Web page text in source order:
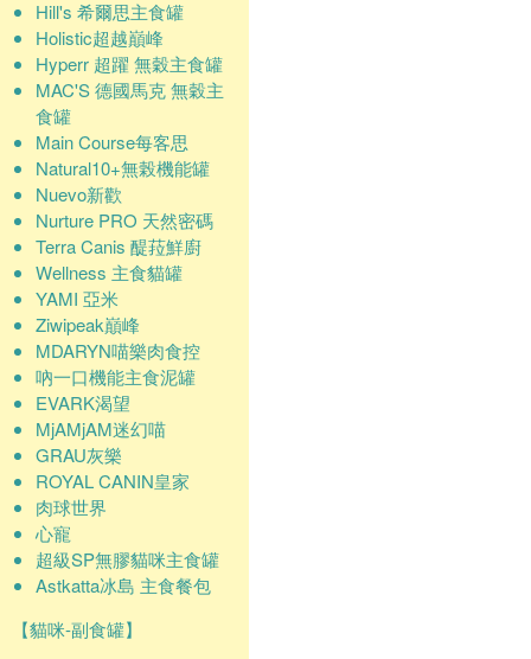
Hill's 希爾思主食罐
Holistic超越巔峰
Hyperr 超躍 無穀主食罐
MAC'S 德國馬克 無穀主
食罐
Main Course每客思
Natural10+無榖機能罐
Nuevo新歡
Nurture PRO 天然密碼
Terra Canis 醍菈鮮廚
Wellness 主食貓罐
YAMI 亞米
Ziwipeak巔峰
MDARYN喵樂肉食控
吶一口機能主食泥罐
EVARK渴望
MjAMjAM迷幻喵
GRAU灰樂
ROYAL CANIN皇家
肉球世界
心寵
超級SP無膠貓咪主食罐
Astkatta冰島 主食餐包
【貓咪-副食罐】